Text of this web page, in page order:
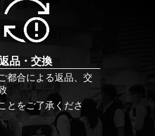
品・交換
都合による返品、交
とをご了承くださ